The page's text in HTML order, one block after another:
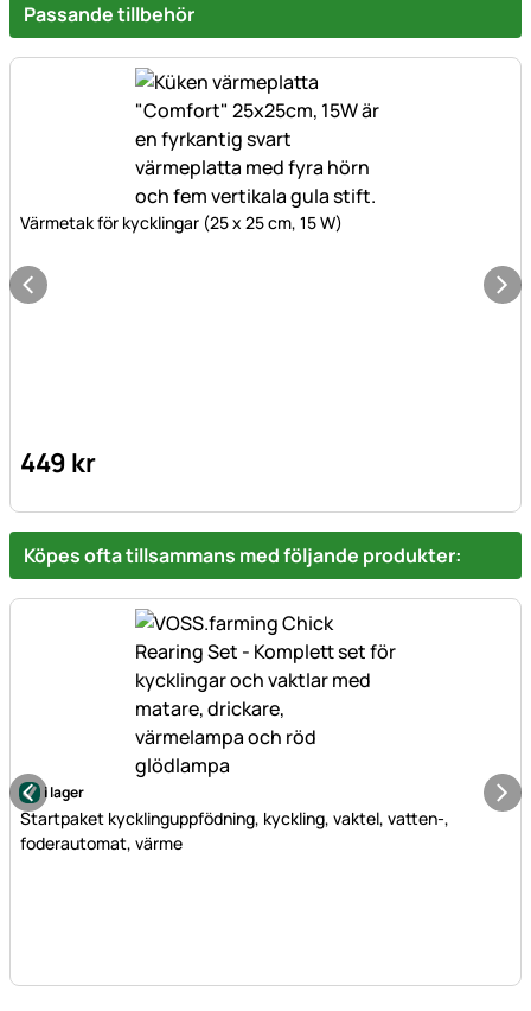
Passande tillbehör
Värmetak för kycklingar (25 x 25 cm, 15 W)
449 kr
Köpes ofta tillsammans med följande produkter:
i lager
Startpaket kycklinguppfödning, kyckling, vaktel, vatten-,
foderautomat, värme